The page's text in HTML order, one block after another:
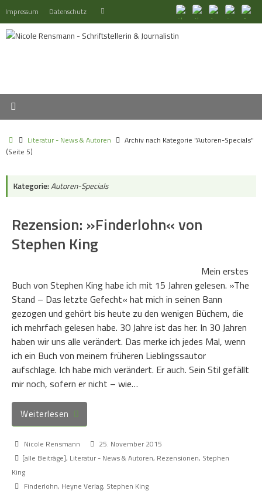
Inhalt
springen
Impressum Datenschutz Suchen
StartLiteratur - News & Autoren
Archiv nach Kategorie "Autoren-Specials"
(Seite 5)
Kategorie:Autoren-Specials
Rezension: »Finderlohn« von
Stephen King
Mein erstes
Buch von Stephen King habe ich mit 15 Jahren gelesen. »The
Stand – Das letzte Gefecht« hat mich in seinen Bann
gezogen und gehört bis heute zu den wenigen Büchern, die
ich mehrfach gelesen habe. 30 Jahre ist das her. In 30 Jahren
haben wir uns alle verändert. Das merke ich jedes Mal, wenn
ich ein Buch von meinem früheren Lieblingssautor
aufschlage. Ich habe mich verändert. Er auch. Sein Stil gefällt
mir noch, sofern er nicht – wie…
Weiterlesen
Nicole Rensmann
25. November 2015
[alle Beiträge], Literatur - News & Autoren, Rezensionen, Stephen
King
Finderlohn, Heyne Verlag, Stephen King